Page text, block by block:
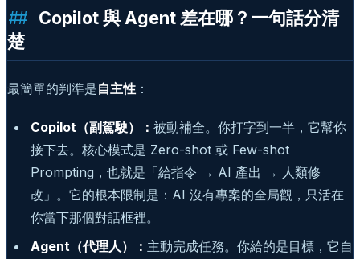
Copilot 與 Agent 差在哪？一句話分清
楚
最簡單的判準是自主性 ：
Copilot（副駕駛）： 被動補全。你打字到一半，它幫你
接下去。核心模式是 Zero-shot 或 Few-shot
Prompting，也就是「給指令 → AI 產出 → 人類修
改」。它的根本限制是：AI 沒有專案的全局觀，只活在
你當下那個對話框裡。
Agent（代理人）： 主動完成任務。你給的是目標，它自